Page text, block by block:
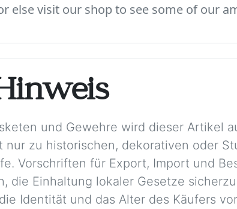
else visit our shop to see some of our
und Gewehre wird dieser Artikel
nur zu historischen, dekorativen oder
Vorschriften für Export, Import und
die Einhaltung lokaler Gesetze
Identität und das Alter des Käufers